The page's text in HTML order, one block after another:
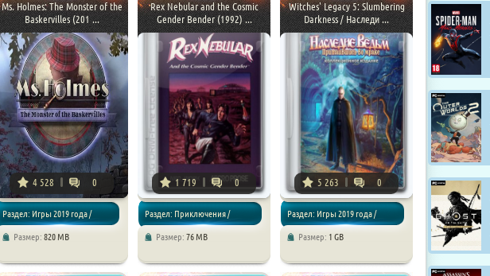
Ms. Holmes: The Monster of the
Baskervilles (201 ...
4 528 0
Раздел: Игры 2019 года /
Размер: 820 MB
Rex Nebular and the Cosmic
Gender Bender (1992) ...
1 719 0
Раздел: Приключения /
Размер: 76 MB
Witches' Legacy 5: Slumbering
Darkness / Наследи ...
5 263 0
Раздел: Игры 2019 года /
Размер: 1 GB